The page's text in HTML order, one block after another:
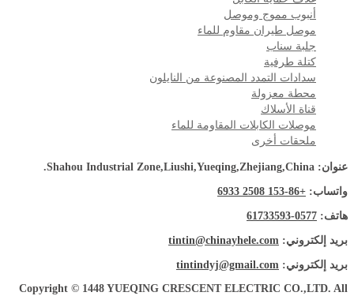
أنبوب مموج وموصل
موصل طيران مقاوم للماء
جلبة سناب
كتلة طرفية
سدادات التمدد المصنوعة من النايلون
محطة معزولة
قناة الأسلاك
موصلات الكابلات المقاومة للماء
ملحقات أخرى
عنوان: Shahou Industrial Zone,Liushi,Yueqing,Zhejiang,China.
واتساب: +86-153 2508 6933
هاتف: 0577-61733593
بريد إلكتروني: tintin@chinayhele.com
بريد إلكتروني: tintindyj@gmail.com
Copyright © 1448 YUEQING CRESCENT ELECTRIC CO.,LTD. All